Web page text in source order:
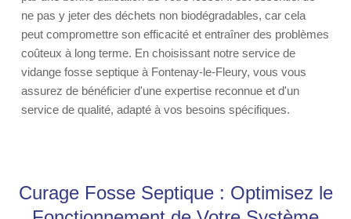
ne pas y jeter des déchets non biodégradables, car cela
peut compromettre son efficacité et entraîner des problèmes
coûteux à long terme. En choisissant notre service de
vidange fosse septique à Fontenay-le-Fleury, vous vous
assurez de bénéficier d'une expertise reconnue et d'un
service de qualité, adapté à vos besoins spécifiques.
Curage Fosse Septique : Optimisez le